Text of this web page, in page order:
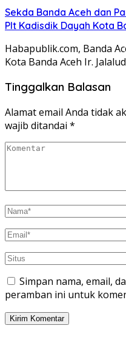
Sekda Banda Aceh dan
Plt Kadisdik Dayah Kota
Habapublik.com, Banda
Kota Banda Aceh Ir.
Tinggalkan Balasan
Alamat email Anda tidak
wajib ditandai *
Simpan nama, email,
peramban ini untuk